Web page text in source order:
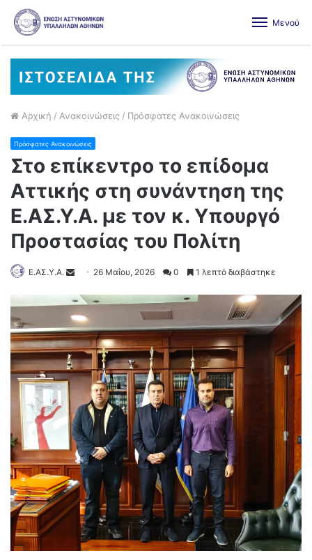
Μενού
Αρχική / Ανακοινώσεις / Πρόσφατες Ανακοινώσεις
Πρόσφατες Ανακοινώσεις
Στο επίκεντρο το επίδομα
Αττικής στη συνάντηση της
Ε.ΑΣ.Υ.Α. με τον κ. Υπουργό
Προστασίας του Πολίτη
Ε.ΑΣ.Υ.Α. 26 Μαΐου, 2026 0 1 λεπτό διαβάστηκε